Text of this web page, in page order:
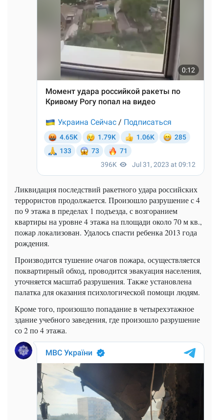
Ликвидация последствий ракетного удара российских
террористов продолжается. Произошло разрушение с 4
по 9 этажа в пределах 1 подъезда, с возгоранием
квартиры на уровне 4 этажа на площади около 70 м кв.,
пожар локализован. Удалось спасти ребенка 2013 года
рождения.
Производится тушение очагов пожара, осуществляется
поквартирный обход, проводится эвакуация населения,
уточняется масштаб разрушения. Также установлена
палатка для оказания психологической помощи людям.
Кроме того, произошло попадание в четырехэтажное
здание учебного заведения, где произошло разрушение
со 2 по 4 этажа.